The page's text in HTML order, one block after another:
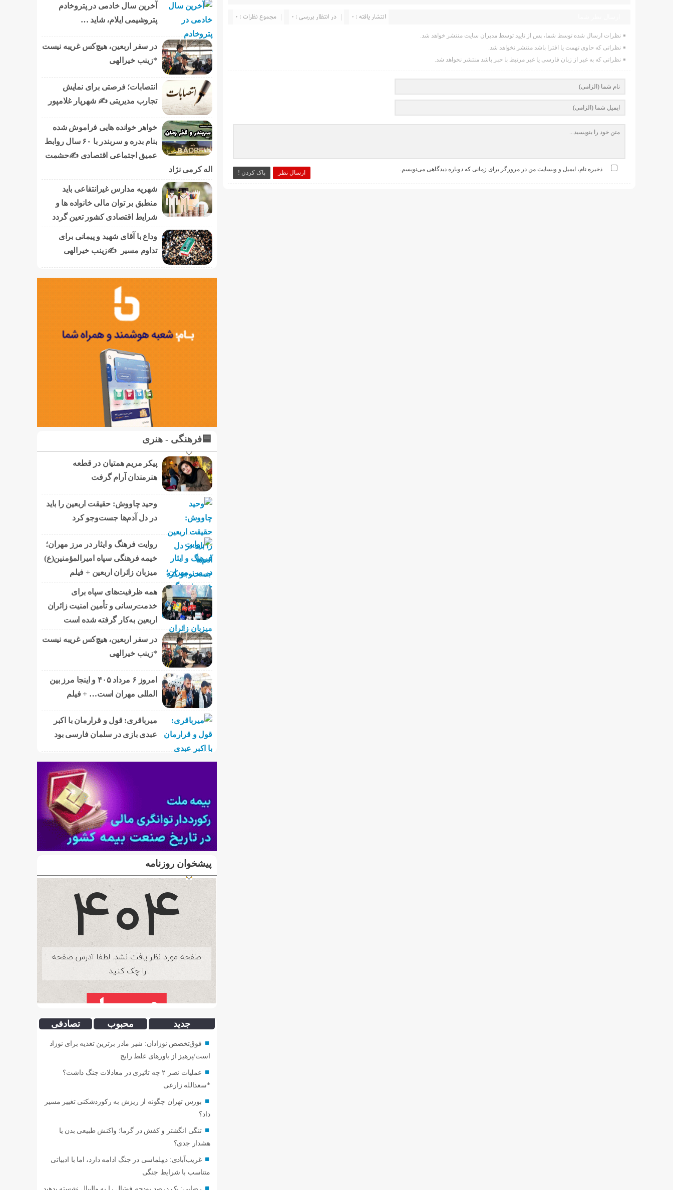
مجموع نظرات : 0 در انتظار بررسی : 0 انتشار یافته : ۰
نظرات ارسال شده توسط شما، پس از تایید توسط مدیران سایت منتشر خواهد شد.
نظراتی که حاوی تهمت یا افترا باشد منتشر نخواهد شد.
نظراتی که به غیر از زبان فارسی یا غیر مرتبط با خبر باشد منتشر نخواهد شد.
ارسال نظر پاک کردن ! ذخیره نام، ایمیل و وبسایت من در مرورگر برای زمانی که دوباره دیدگاهی می‌نویسم.
آخرین سال خادمی در پتروخادم
پتروشیمی ایلام، شاید …
در سفر اربعین، هیچ‌کس غریبه نیست
*زینب خیرالهی
انتصابات؛ فرصتی برای نمایش
تجارب مدیریتی ✍ شهریار غلامپور
خواهر خوانده هایی فراموش شده
بنام بدره و سربندر با ۶۰ سال روابط
عمیق اجتماعی اقتصادی ✍حشمت
اله کرمی نژاد
شهریه مدارس غیرانتفاعی باید
منطبق بر توان مالی خانواده ها و
شرایط اقتصادی کشور تعین گردد
وداع با آقای شهید و پیمانی برای
تداوم مسیر ✍زینب خیرالهی
🟦فرهنگی - هنری
پیکر مریم همتیان در قطعه
هنرمندان آرام گرفت
وحید چاووش: حقیقت اربعین را باید
در دل آدم‌ها جست‌وجو کرد
روایت فرهنگ و ایثار در مرز مهران؛
خیمه فرهنگی سپاه امیرالمؤمنین(ع)
میزبان زائران اربعین + فیلم
همه ظرفیت‌های سپاه برای
خدمت‌رسانی و تأمین امنیت زائران
اربعین به‌کار گرفته شده است
در سفر اربعین، هیچ‌کس غریبه نیست
*زینب خیرالهی
امروز ۶ مرداد ۴۰۵ و اینجا مرز بین
المللی مهران است… + فیلم
میرباقری: قول و قرارمان با اکبر
عبدی بازی در سلمان فارسی بود
پیشخوان روزنامه
جدید محبوب تصادفی
فوق‌تخصص نوزادان: شیر مادر برترین تغذیه برای نوزاد
است/پرهیز از باورهای غلط رایج
عملیات نصر ۲ چه تاثیری در معادلات جنگ داشت؟
*سعدالله زارعی
بورس تهران چگونه از ریزش به رکوردشکنی تغییر مسیر
داد؟
تنگی انگشتر و کفش در گرما؛ واکنش طبیعی بدن یا
هشدار جدی؟
غریب‌آبادی: دیپلماسی در جنگ ادامه دارد، اما با ادبیاتی
متناسب با شرایط جنگی